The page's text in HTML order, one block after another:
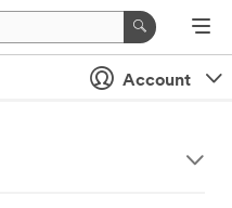
Account